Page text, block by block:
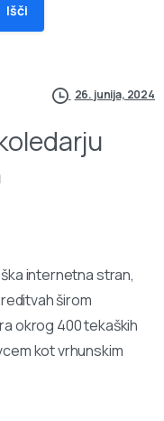
Išči
26. junija, 2024
internetna stran,
širom
okrog 400 tekaških
kot vrhunskim